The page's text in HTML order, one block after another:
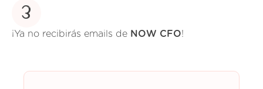
3
¡Ya no recibirás emails de NOW CFO!